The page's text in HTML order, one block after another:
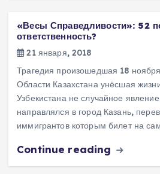
«Весы Справедливости»: 52
ответственность?
21 января, 2018
Трагедия произошедшая 18
Области Казахстана унёсшая
Узбекистана не случайное
направлялся в город Казань,
иммигрантов которым билет на
Continue reading